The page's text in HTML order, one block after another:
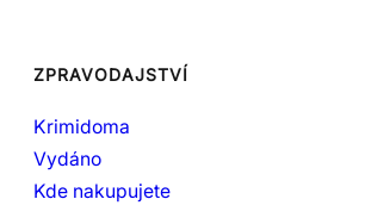
ZPRAVODAJSTVÍ
Krimidoma
Vydáno
Kde nakupujete